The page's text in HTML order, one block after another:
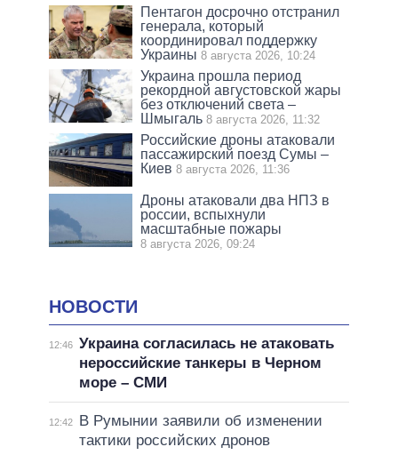
Пентагон досрочно отстранил
генерала, который
координировал поддержку
Украины 8 августа 2026, 10:24
Украина прошла период
рекордной августовской жары
без отключений света –
Шмыгаль 8 августа 2026, 11:32
Российские дроны атаковали
пассажирский поезд Сумы –
Киев 8 августа 2026, 11:36
Дроны атаковали два НПЗ в
россии, вспыхнули
масштабные пожары
8 августа 2026, 09:24
НОВОСТИ
12:46 Украина согласилась не атаковать
нероссийские танкеры в Черном
море – СМИ
12:42
В Румынии заявили об изменении
тактики российских дронов